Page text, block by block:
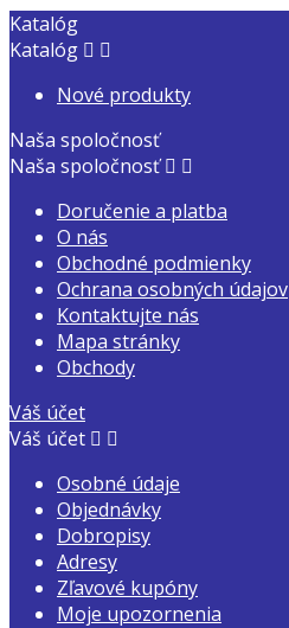
Katalóg
Katalóg  
Nové produkty
Naša spoločnosť
Naša spoločnosť  
Doručenie a platba
O nás
Obchodné podmienky
Ochrana osobných údajov
Kontaktujte nás
Mapa stránky
Obchody
Váš účet
Váš účet  
Osobné údaje
Objednávky
Dobropisy
Adresy
Zľavové kupóny
Moje upozornenia